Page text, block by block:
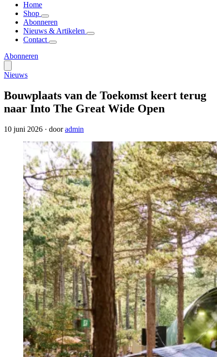
Home
Shop
Abonneren
Nieuws & Artikelen
Contact
Abonneren
Nieuws
Bouwplaats van de Toekomst keert terug
naar Into The Great Wide Open
10 juni 2026 · dooradmin